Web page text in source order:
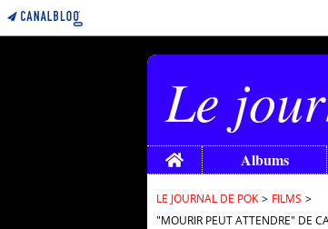
Le
Home Albums
LE JOURNAL DE POK > FILMS >
"MOURIR PEUT ATTENDRE" DE